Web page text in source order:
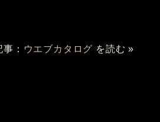
： ウエブカタログ を読む »